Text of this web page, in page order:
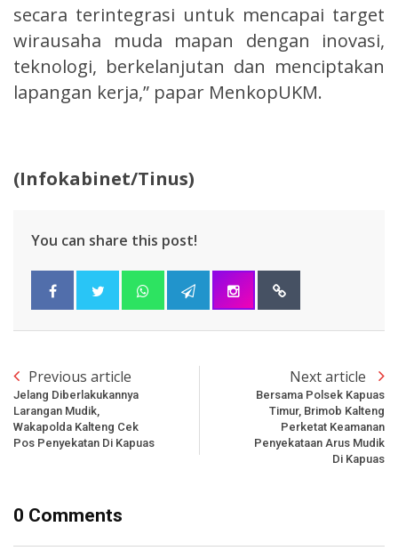
secara terintegrasi untuk mencapai target
wirausaha muda mapan dengan inovasi,
teknologi, berkelanjutan dan menciptakan
lapangan kerja,” papar MenkopUKM.
(Infokabinet/Tinus)
You can share this post!
Previous article
Jelang Diberlakukannya
Larangan Mudik,
Wakapolda Kalteng Cek
Pos Penyekatan Di Kapuas
Next article
Bersama Polsek Kapuas
Timur, Brimob Kalteng
Perketat Keamanan
Penyekataan Arus Mudik
Di Kapuas
0 Comments